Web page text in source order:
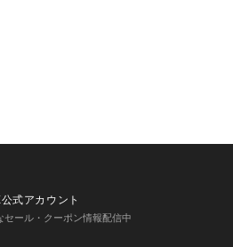
式アカウント
セール・クーポン情報配信中